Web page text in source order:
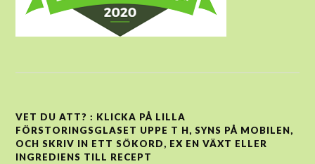
VET DU ATT? : KLICKA PÅ LILLA
FÖRSTORINGSGLASET UPPE T H, SYNS PÅ MOBILEN,
OCH SKRIV IN ETT SÖKORD, EX EN VÄXT ELLER
INGREDIENS TILL RECEPT